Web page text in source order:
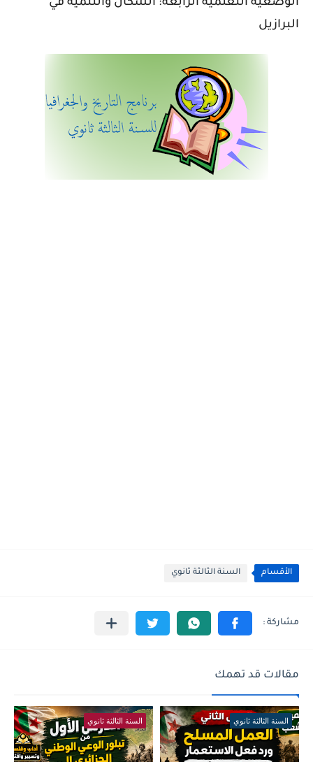
الوضعية التعلمية الرابعة: السكان والتنمية في
البرازيل
الأقسام السنة الثالثة ثانوي
مقالات قد تهمك
السنة الثالثة ثانوي السنة الثالثة ثانوي